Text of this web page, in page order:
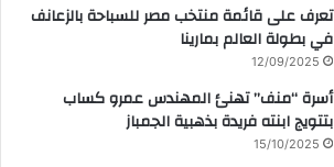
تعرف على قائمة منتخب مصر للسباحة بالزعانف
في بطولة العالم بمارينا
12/09/2025
أسرة “منف” تهنئ المهندس عمرو كساب
بتتويج ابنته فريدة بذهبية الجمباز
15/10/2025